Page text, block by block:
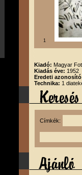
1
Kiadó: Magyar
Kiadás éve: 1952
Eredeti
Technika: 1
Címkék: